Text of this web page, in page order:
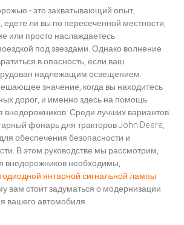
- это захватывающий опыт,
едете ли вы по пересеченной местности,
или просто наслаждаетесь
под звездами. Однако волнение
в опасность, если ваш
надлежащим освещением.
значение, когда вы находитесь
дорог, и именно здесь на помощь
Среди лучших вариантов
фонарь для тракторов John Deere,
обеспечения безопасности и
В этом руководстве мы рассмотрим,
внедорожников необходимы,
янтарной сигнальной лампы
вам стоит задуматься о модернизации
вашего автомобиля.